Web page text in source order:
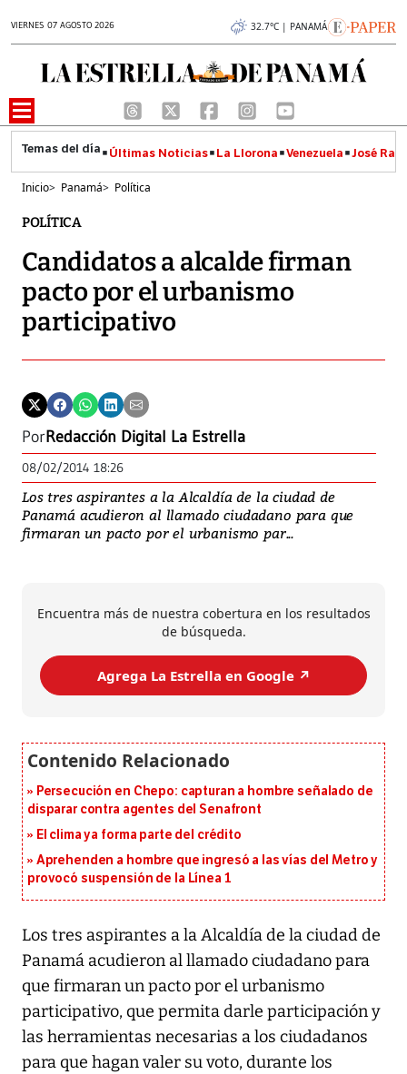
VIERNES 07 AGOSTO 2026 32.7°C | PANAMÁ
Últimas Noticias La Llorona Venezuela José
Inicio> Panamá> Política
POLÍTICA
Candidatos a alcalde firman
pacto por el urbanismo
participativo
PorRedacción Digital La Estrella
08/02/2014 18:26
Los tres aspirantes a la Alcaldía de la ciudad de
Panamá acudieron al llamado ciudadano para que
firmaran un pacto por el urbanismo par...
Encuentra más de nuestra cobertura en los resultados
de búsqueda.
Agrega La Estrella en Google ↗️
Persecución en Chepo: capturan a hombre señalado de
disparar contra agentes del Senafront
El clima ya forma parte del crédito
Aprehenden a hombre que ingresó a las vías del Metro y
provocó suspensión de la Línea 1
Los tres aspirantes a la Alcaldía de la ciudad de
Panamá acudieron al llamado ciudadano para
que firmaran un pacto por el urbanismo
participativo, que permita darle participación y
las herramientas necesarias a los ciudadanos
para que hagan valer su voto, durante los